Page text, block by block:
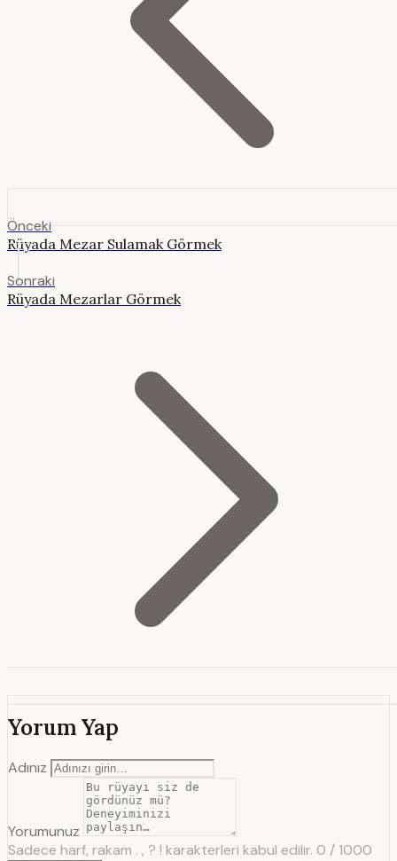
Önceki
Rüyada Mezar Sulamak Görmek
Sonraki
Rüyada Mezarlar Görmek
Yorum Yap
Adınız
Yorumunuz
Sadece harf, rakam . , ? ! karakterleri kabul edilir. 0 / 1000